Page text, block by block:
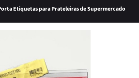
Etiquetas para Prateleiras de Supermercado